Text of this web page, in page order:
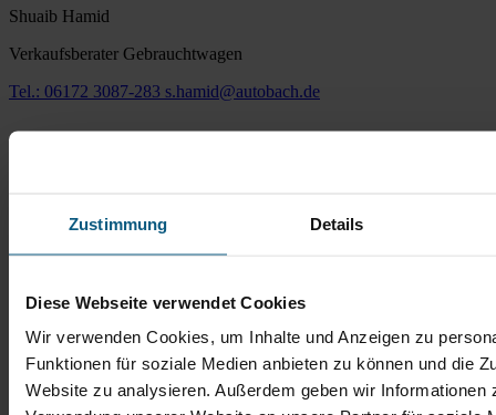
Zustimmung Details
Diese Webseite verwendet Cookies
Wir verwenden Cookies, um Inhalte und Anzeigen zu
Funktionen für soziale Medien anbieten zu können und die
Website zu analysieren. Außerdem geben wir Informationen
Shuaib Hamid
Verkaufsberater Gebrauchtwagen
Tel.: 06172 3087-283 s.hamid@autobach.de